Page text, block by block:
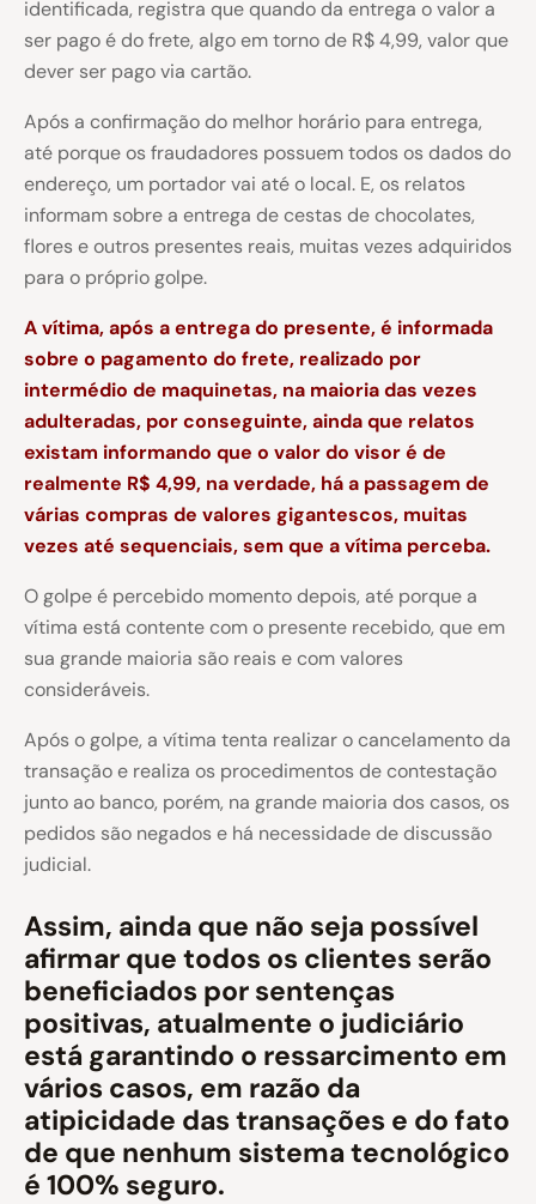
identificada, registra que quando da entrega o valor a
ser pago é do frete, algo em torno de R$ 4,99, valor que
dever ser pago via cartão.
Após a confirmação do melhor horário para entrega,
até porque os fraudadores possuem todos os dados do
endereço, um portador vai até o local. E, os relatos
informam sobre a entrega de cestas de chocolates,
flores e outros presentes reais, muitas vezes adquiridos
para o próprio golpe.
A vítima, após a entrega do presente, é informada
sobre o pagamento do frete, realizado por
intermédio de maquinetas, na maioria das vezes
adulteradas, por conseguinte, ainda que relatos
existam informando que o valor do visor é de
realmente R$ 4,99, na verdade, há a passagem de
várias compras de valores gigantescos, muitas
vezes até sequenciais, sem que a vítima perceba.
O golpe é percebido momento depois, até porque a
vítima está contente com o presente recebido, que em
sua grande maioria são reais e com valores
consideráveis.
Após o golpe, a vítima tenta realizar o cancelamento da
transação e realiza os procedimentos de contestação
junto ao banco, porém, na grande maioria dos casos, os
pedidos são negados e há necessidade de discussão
judicial.
Assim, ainda que não seja possível
afirmar que todos os clientes serão
beneficiados por sentenças
positivas, atualmente o judiciário
está garantindo o ressarcimento em
vários casos, em razão da
atipicidade das transações e do fato
de que nenhum sistema tecnológico
é 100% seguro.